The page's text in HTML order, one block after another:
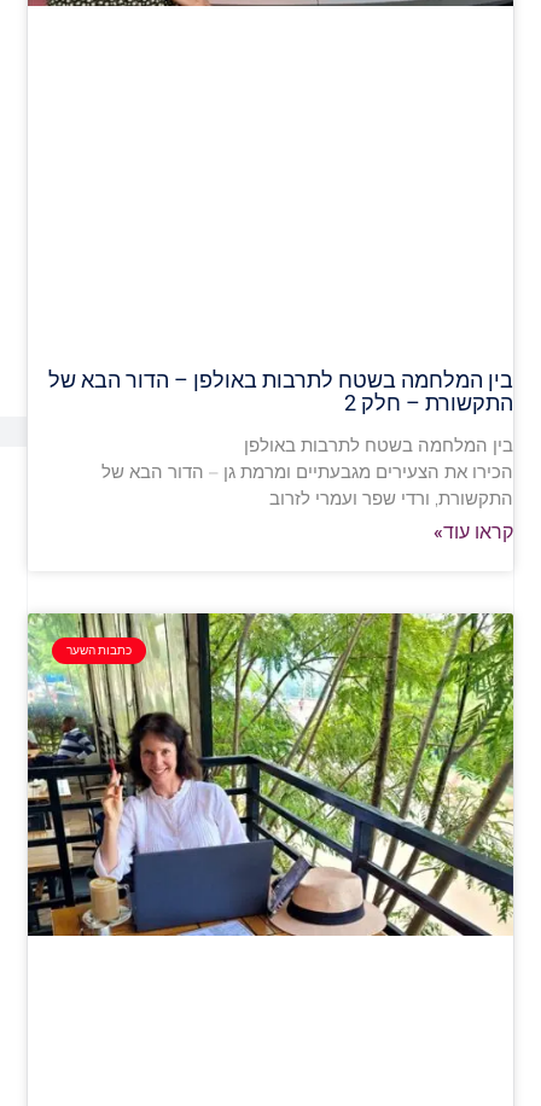
בין המלחמה בשטח לתרבות באולפן – הדור הבא של
התקשורת – חלק 2
בין המלחמה בשטח לתרבות באולפן
הכירו את הצעירים מגבעתיים ומרמת גן – הדור הבא של
התקשורת, ורדי שפר ועמרי לזרוב
קראו עוד»
כתבות השער